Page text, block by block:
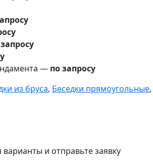
— по запросу
из бруса, Беседки прямоугольные,
и отправьте заявку